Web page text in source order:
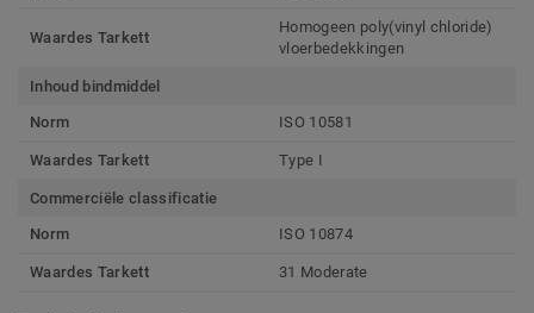
Waardes Tarkett
Homogeen poly(vinyl chloride)
vloerbedekkingen
Inhoud bindmiddel
Norm
ISO 10581
Waardes Tarkett Type I
Commerciële classificatie
Norm
ISO 10874
Waardes Tarkett 31 Moderate